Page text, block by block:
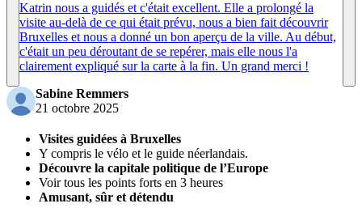
Katrin nous a guidés et c'était excellent. Elle a prolongé la
visite au-delà de ce qui était prévu, nous a bien fait découvrir
Bruxelles et nous a donné un bon aperçu de la ville. Au début,
c'était un peu déroutant de se repérer, mais elle nous l'a
clairement expliqué sur la carte à la fin. Un grand merci !
Sabine Remmers
21 octobre 2025
Visites guidées à Bruxelles
Y compris le vélo et le guide néerlandais.
Découvre la capitale politique de l’Europe
Voir tous les points forts en 3 heures
Amusant, sûr et détendu